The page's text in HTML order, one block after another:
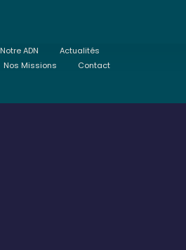
Notre ADN
Actualités
Nos Missions
Contact